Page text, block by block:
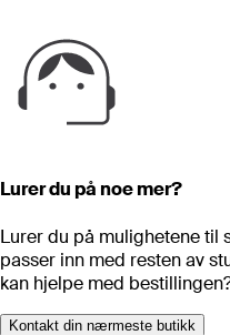
Lurer du på noe mer?
Lurer du på mulighetene til
passer inn med resten av
kan hjelpe med
Kontakt din nærmeste butikk